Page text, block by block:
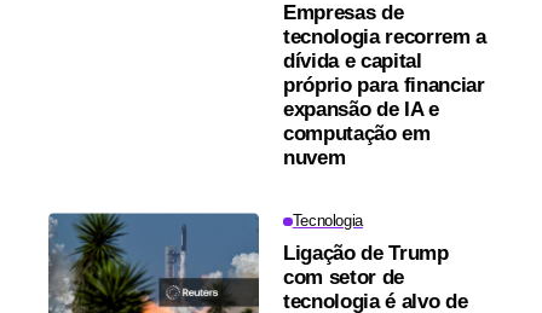
Empresas de
tecnologia recorrem a
dívida e capital
próprio para financiar
expansão de IA e
computação em
nuvem
Tecnologia
Ligação de Trump
com setor de
tecnologia é alvo de